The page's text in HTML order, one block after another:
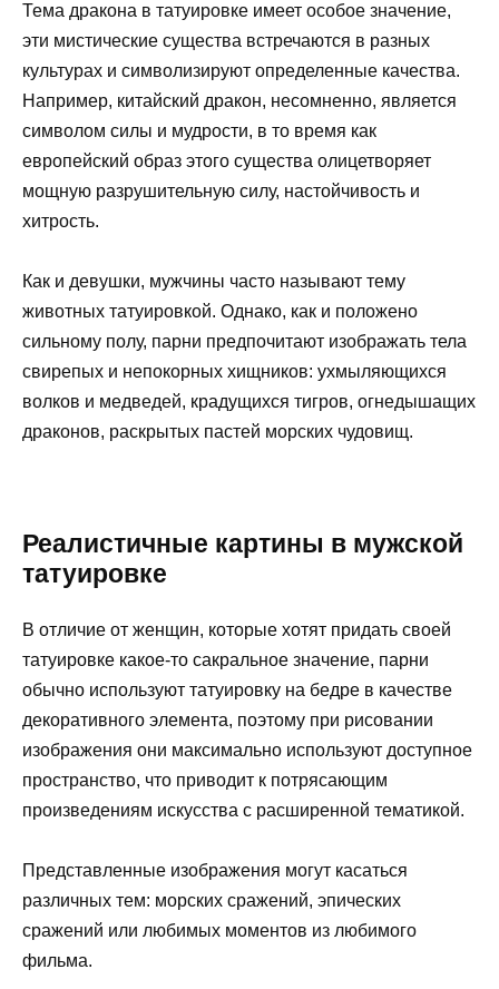
Тема дракона в татуировке имеет особое значение,
эти мистические существа встречаются в разных
культурах и символизируют определенные качества.
Например, китайский дракон, несомненно, является
символом силы и мудрости, в то время как
европейский образ этого существа олицетворяет
мощную разрушительную силу, настойчивость и
хитрость.
Как и девушки, мужчины часто называют тему
животных татуировкой. Однако, как и положено
сильному полу, парни предпочитают изображать тела
свирепых и непокорных хищников: ухмыляющихся
волков и медведей, крадущихся тигров, огнедышащих
драконов, раскрытых пастей морских чудовищ.
Реалистичные картины в мужской
татуировке
В отличие от женщин, которые хотят придать своей
татуировке какое-то сакральное значение, парни
обычно используют татуировку на бедре в качестве
декоративного элемента, поэтому при рисовании
изображения они максимально используют доступное
пространство, что приводит к потрясающим
произведениям искусства с расширенной тематикой.
Представленные изображения могут касаться
различных тем: морских сражений, эпических
сражений или любимых моментов из любимого
фильма.